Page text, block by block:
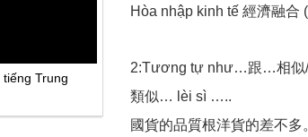
Trung
Hòa nhập kinh tế 經濟融合
2:Tương tự như…跟…相似/
類似… lèi sì …..
國貨的品質根洋貨的差不